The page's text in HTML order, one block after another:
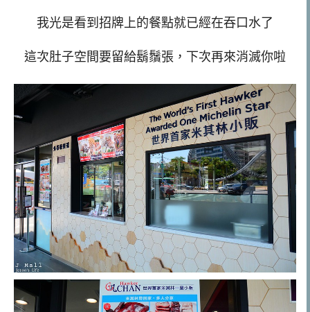
我光是看到招牌上的餐點就已經在吞口水了
這次肚子空間要留給鬍鬚張，下次再來消滅你啦